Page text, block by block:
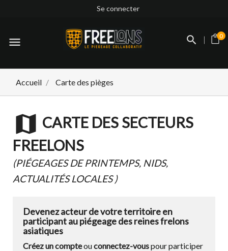
Se connecter
menu 0
Accueil Carte des pièges
map CARTE DES SECTEURS
FREELONS
(PIÉGEAGES DE PRINTEMPS, NIDS,
ACTUALITÉS LOCALES )
Devenez acteur de votre territoire en
participant au piégeage des reines frelons
asiatiques
Créez un compteouconnectez-vouspour participer